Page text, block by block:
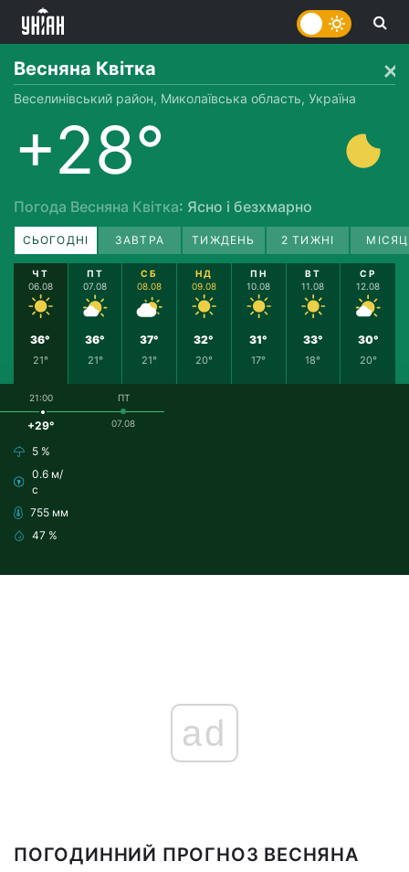
Весняна Квітка
Веселинівський район, Миколаївська область, Україна
+28°
Погода Весняна Квітка: Ясно і безхмарно
СЬОГОДНІ ЗАВТРА ТИЖДЕНЬ 2 ТИЖНІ
ЧТ
06.08
36°
21°
ПТ
07.08
36°
21°
СБ
08.08
37°
21°
НД
09.08
32°
20°
ПН
10.08
31°
17°
ВТ
11.08
33°
18°
СР
12.08
30°
20°
21:00
+29°
5 %
0.6 м/
с
755 мм
47 %
ПТ
07.08
ad
ПОГОДИННИЙ ПРОГНОЗ ВЕСНЯНА